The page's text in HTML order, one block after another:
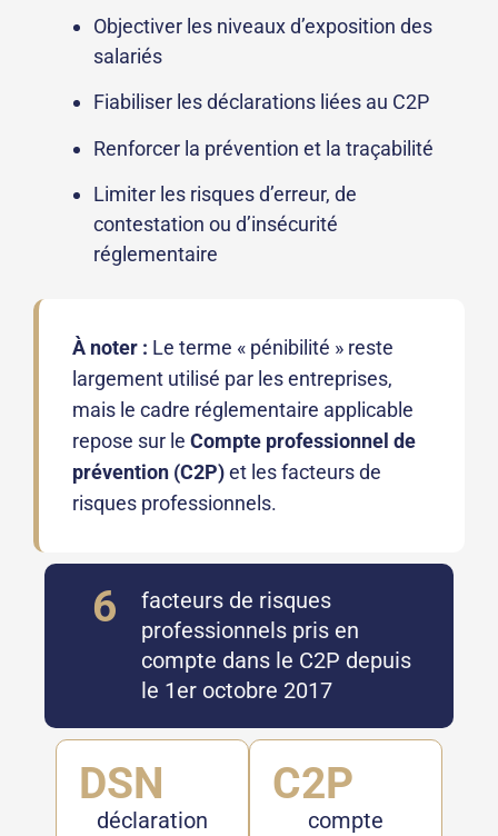
Objectiver les niveaux d’exposition des
salariés
Fiabiliser les déclarations liées au C2P
Renforcer la prévention et la traçabilité
Limiter les risques d’erreur, de
contestation ou d’insécurité
réglementaire
À noter : Le terme « pénibilité » reste
largement utilisé par les entreprises,
mais le cadre réglementaire applicable
repose sur le Compte professionnel de
prévention (C2P)et les facteurs de
risques professionnels.
6
facteurs de risques
professionnels pris en
compte dans le C2P depuis
le 1er octobre 2017
DSN
déclaration
C2P
compte